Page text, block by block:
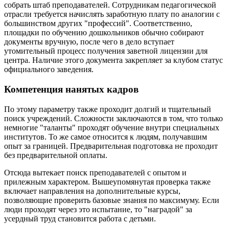
собрать штаб преподавателей. Сотрудникам педагогической
отрасли требуется начислять заработную плату по аналогии с
большинством других "профессий". Соответственно,
площадки по обучению дошкольников обычно собирают
документы вручную, после чего в дело вступает
утомительный процесс получения заветной лицензии для
центра. Наличие этого документа закрепляет за клубом статус
официального заведения.
Компетенция нанятых кадров
По этому параметру также проходит долгий и тщательный
поиск учреждений. Сложности заключаются в том, что только
немногие "таланты" проходят обучение внутри специальных
институтов. То же самое относится к людям, получавшим
опыт за границей. Предварительная подготовка не проходит
без предварительной оплаты.
Отсюда вытекает поиск преподавателей с опытом и
прилежным характером. Вышеупомянутая проверка также
включает направления на дополнительные курсы,
позволяющие проверить базовые знания по максимуму. Если
люди проходят через это испытание, то "наградой" за
усердный труд становится работа с детьми.